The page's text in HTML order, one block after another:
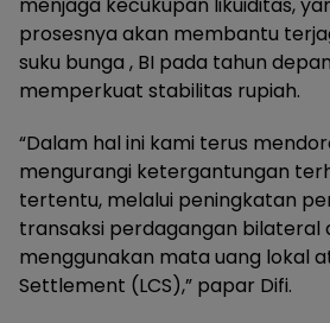
menjaga kecukupan likuiditas,
prosesnya akan membantu
suku bunga , BI pada tahun
memperkuat stabilitas rupiah.
“Dalam hal ini kami terus
mengurangi ketergantungan
tertentu, melalui peningkatan
transaksi perdagangan bilateral
menggunakan mata uang lokal
Settlement (LCS),” papar Difi.